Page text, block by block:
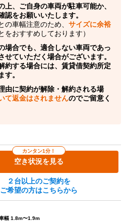
上、ご自身の車両が駐車可能か、
認をお願いいたします。
の車幅注意のため、 サイズに余裕
をおすすめしております）
場合でも、適合しない車両であっ
せていただく場合がございます。
約する場合には、賃貸借契約所定
す。
由に契約が解除・解約される場
て返金はされませんのでご留意く
カンタン1分！
空き状況を見る
２台以上のご契約を
ご希望の方はこちらから
幅 1.8m〜1.9m